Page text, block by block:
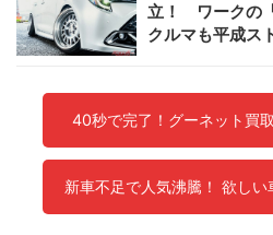
立！ ワークの
クルマも平成ス
40秒で完了！グーネット買
新車不足で人気沸騰！ 欲し